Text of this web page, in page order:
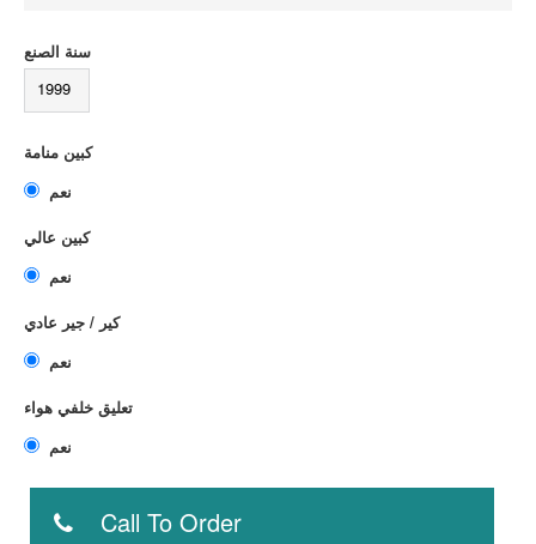
سنة الصنع
1999
كبين منامة
كبين عالي
كير / جير عادي
تعليق خلفي هواء
Call To Order